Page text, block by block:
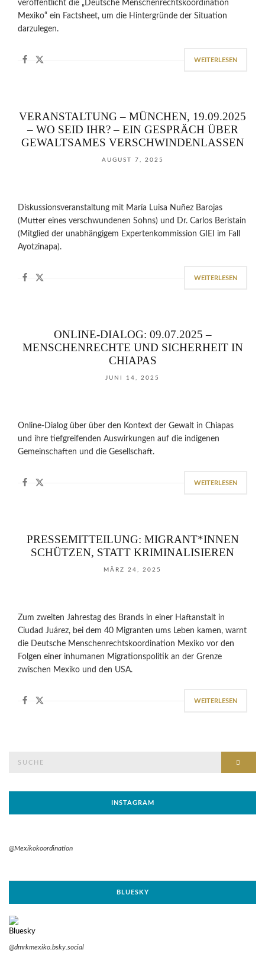
veröffentlicht die „Deutsche Menschenrechtskoordination
Mexiko“ ein Factsheet, um die Hintergründe der Situation
darzulegen.
WEITERLESEN
VERANSTALTUNG – MÜNCHEN, 19.09.2025
– WO SEID IHR? – EIN GESPRÄCH ÜBER
GEWALTSAMES VERSCHWINDENLASSEN
AUGUST 7, 2025
Diskussionsveranstaltung mit María Luisa Nuñez Barojas
(Mutter eines verschwundenen Sohns) und Dr. Carlos Beristain
(Mitglied der unabhängigem Expertenkommission GIEI im Fall
Ayotzinapa).
WEITERLESEN
ONLINE-DIALOG: 09.07.2025 –
MENSCHENRECHTE UND SICHERHEIT IN
CHIAPAS
JUNI 14, 2025
Online-Dialog über über den Kontext der Gewalt in Chiapas
und ihre tiefgreifenden Auswirkungen auf die indigenen
Gemeinschaften und die Gesellschaft.
WEITERLESEN
PRESSEMITTEILUNG: MIGRANT*INNEN
SCHÜTZEN, STATT KRIMINALISIEREN
MÄRZ 24, 2025
Zum zweiten Jahrestag des Brands in einer Haftanstalt in
Ciudad Juárez, bei dem 40 Migranten ums Leben kamen, warnt
die Deutsche Menschenrechtskoordination Mexiko vor den
Folgen einer inhumanen Migrationspolitik an der Grenze
zwischen Mexiko und den USA.
WEITERLESEN
INSTAGRAM
@Mexikokoordination
BLUESKY
@dmrkmexiko.bsky.social